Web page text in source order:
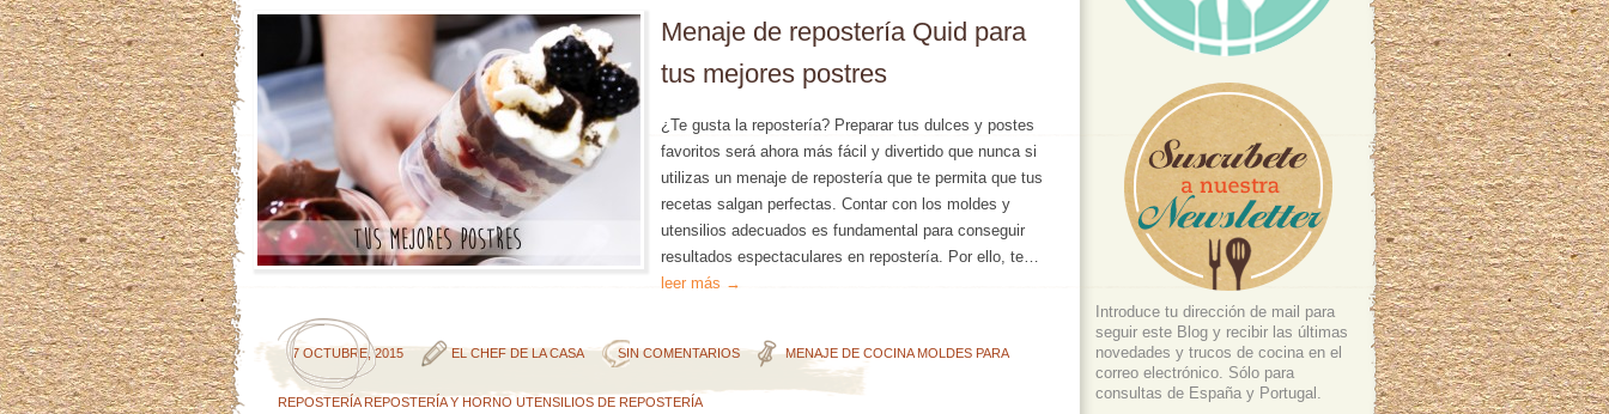
Menaje de repostería Quid para
tus mejores postres
¿Te gusta la repostería? Preparar tus dulces y postes
favoritos será ahora más fácil y divertido que nunca si
utilizas un menaje de repostería que te permita que tus
recetas salgan perfectas. Contar con los moldes y
utensilios adecuados es fundamental para conseguir
resultados espectaculares en repostería. Por ello, te…
leer más →
7 OCTUBRE, 2015 EL CHEF DE LA CASA SIN COMENTARIOS MENAJE DE COCINA MOLDES PARA
REPOSTERÍA REPOSTERÍA Y HORNO UTENSILIOS DE REPOSTERÍA
Introduce tu dirección de mail para
seguir este Blog y recibir las últimas
novedades y trucos de cocina en el
correo electrónico. Sólo para
consultas de España y Portugal.